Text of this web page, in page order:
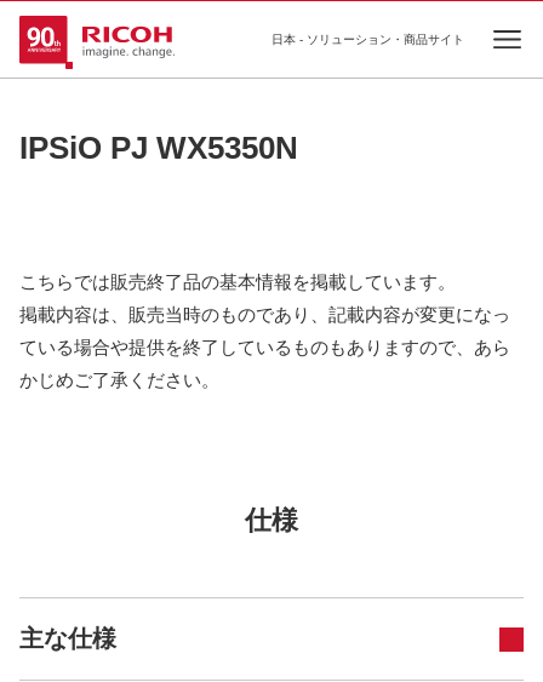
日本 - ソリューション・商品サイト
IPSiO PJ WX5350N
こちらでは販売終了品の基本情報を掲載しています。
掲載内容は、販売当時のものであり、記載内容が変更になっ
ている場合や提供を終了しているものもありますので、あら
かじめご了承ください。
仕様
主な仕様